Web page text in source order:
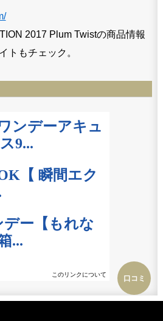
口コミ
2017 Plum Twistの商品情報
トもチェック。